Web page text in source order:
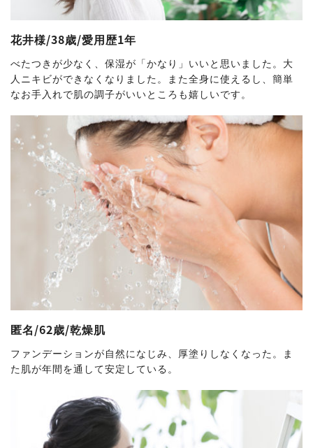
花井様/38歳/愛用歴1年
べたつきが少なく、保湿が「かなり」いいと思いました。大
人ニキビができなくなりました。また全身に使えるし、簡単
なお手入れで肌の調子がいいところも嬉しいです。
匿名/62歳/乾燥肌
ファンデーションが自然になじみ、厚塗りしなくなった。ま
た肌が年間を通して安定している。